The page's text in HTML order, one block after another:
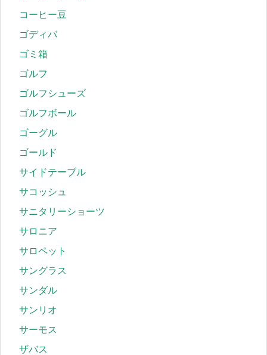
コーヒー豆
ゴディバ
ゴミ箱
ゴルフ
ゴルフシューズ
ゴルフボール
ゴーグル
ゴールド
サイドテーブル
サコッシュ
サニタリーショーツ
サロニア
サロペット
サングラス
サンダル
サンリオ
サーモス
ザバス